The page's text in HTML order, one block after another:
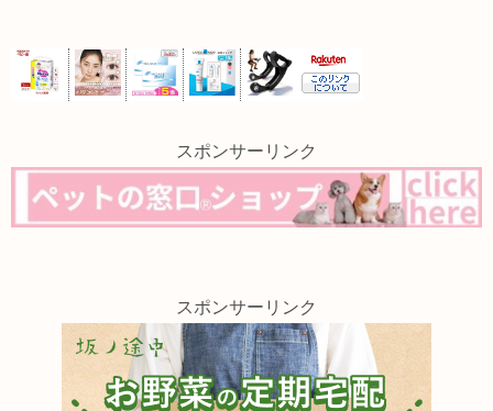
スポンサーリンク
スポンサーリンク